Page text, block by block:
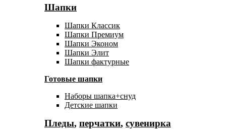
Шапки
Шапки Классик
Шапки Премиум
Шапки Эконом
Шапки Элит
Шапки фактурные
Готовые шапки
Наборы шапка+снуд
Детские шапки
Пледы, перчатки, сувенирка